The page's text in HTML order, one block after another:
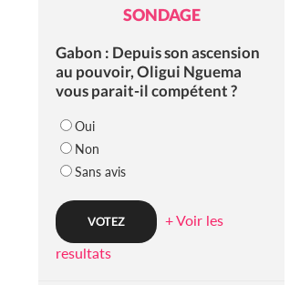
SONDAGE
Gabon : Depuis son ascension
au pouvoir, Oligui Nguema
vous parait-il compétent ?
Oui
Non
Sans avis
+ Voir les
resultats